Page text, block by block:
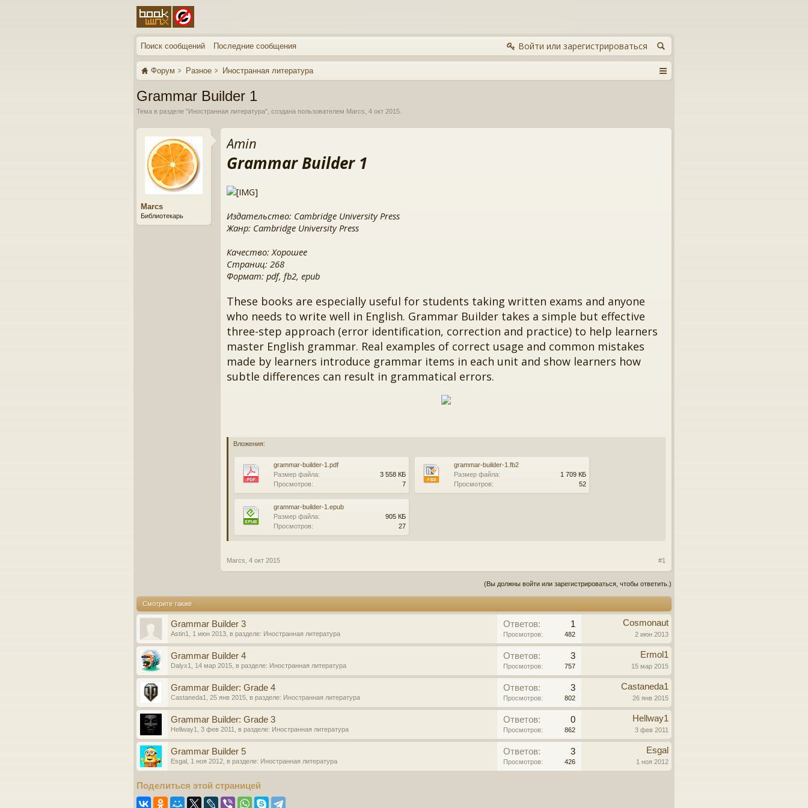
Поиск сообщений Последние сообщения Войти или зарегистрироваться
Форум Разное Иностранная литература
Grammar Builder 1
Тема в разделе "Иностранная литература", создана пользователем Marcs 4 окт 2015
Marcs
Библиотекарь
Amin
Grammar Builder 1
Издательство: Cambridge University Press
Жанр: Cambridge University Press
Качество: Хорошее
Страниц: 268
Формат: pdf, fb2, epub
These books are especially useful for students taking written exams and anyone
who needs to write well in English. Grammar Builder takes a simple but effective
three-step approach (error identification, correction and practice) to help learners
master English grammar. Real examples of correct usage and common mistakes
made by learners introduce grammar items in each unit and show learners how
subtle differences can result in grammatical errors.
Вложения:
grammar-builder-1.pdf
Размер файла:
3 558 КБ
Просмотров:
7
grammar-builder-1.fb2
Размер файла:
1 709 КБ
Просмотров:
52
grammar-builder-1.epub
Размер файла:
905 КБ
Просмотров:
27
Marcs 4 окт 2015 #1
(Вы должны войти или зарегистрироваться, чтобы ответить.)
Смотрите также
Grammar Builder 3
Astin1 1 июн 2013 , в разделе: Иностранная литература
Ответов: 1
Просмотров: 482
Cosmonaut
2 июн 2013
Grammar Builder 4
Dalyx1 14 мар 2015 , в разделе: Иностранная литература
Ответов: 3
Просмотров: 757
Ermol1
15 мар 2015
Grammar Builder: Grade 4
Castaneda1 25 янв 2015 , в разделе: Иностранная литература
Ответов: 3
Просмотров: 802
Castaneda1
26 янв 2015
Grammar Builder: Grade 3
Hellway1 3 фев 2011 , в разделе: Иностранная литература
Ответов: 0
Просмотров: 862
Hellway1
3 фев 2011
Grammar Builder 5
Esgal 1 ноя 2012 , в разделе: Иностранная литература
Ответов: 3
Просмотров: 426
Esgal
1 ноя 2012
Поделиться этой страницей